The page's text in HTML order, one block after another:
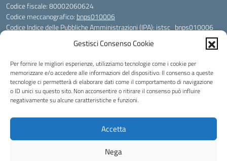
Gestisci Consenso Cookie
Per fornire le migliori esperienze, utilizziamo tecnologie come i cookie per
memorizzare e/o accedere alle informazioni del dispositivo. Il consenso a queste
tecnologie ci permetterà di elaborare dati come il comportamento di navigazione
o ID unici su questo sito. Non acconsentire o ritirare il consenso può influire
negativamente su alcune caratteristiche e funzioni.
Accetta
Nega
Codice fiscale: 80002060624
Codice meccanografico: bnps010006
Codice Indice delle Pubbliche Amministrazioni (IPA): istsc_bnps010006
Codice Univoco per le fatture elettroniche: UFHWS5
Liceo Scientifico "Gaetano Rummo"
Conto Corrente Bancario (C.C.B.):
IT17 H 03069 15003 100000046036
Conto Tesoreria
CODICE TESORERIA: TU-421-0310110
IBAN: IT 84 E 01000 04306 TU0000017891